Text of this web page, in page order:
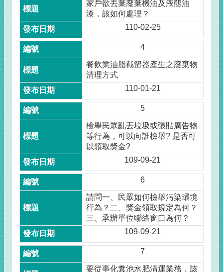
家戶欲丟棄廢棄機油及液態油
漆，該如何處理？
110-02-25
4
餐飲業油脂截留器產生之廢棄物
清理方式
110-01-21
5
檢舉民眾亂丟垃圾或張貼廣告物
等行為，可以向誰檢舉? 是否可
以領取獎金?
109-09-21
6
請問一、民眾如何檢舉污染環境
行為？二、獎金領取規定為何？
三、承辦單位聯絡窗口為何？
109-09-21
7
要從事化糞池水肥清運業務，該